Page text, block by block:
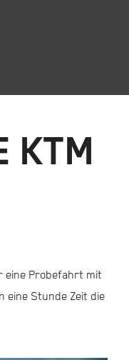
KTM
eine Probefahrt mit
eine Stunde Zeit die